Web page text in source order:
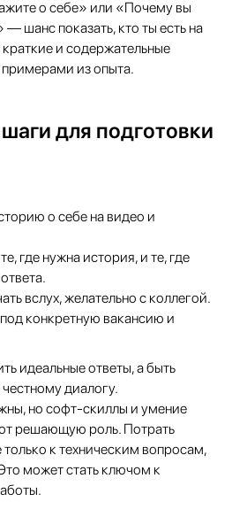
о себе» или «Почему вы
— шанс показать, кто ты есть на
и содержательные
из опыта.
для подготовки
о себе на видео и
где нужна история, и те, где
вслух, желательно с коллегой.​
конкретную вакансию и
идеальные ответы, а быть
диалогу.​
но софт-скиллы и умение
решающую роль. Потрать
к техническим вопросам,
может стать ключом к